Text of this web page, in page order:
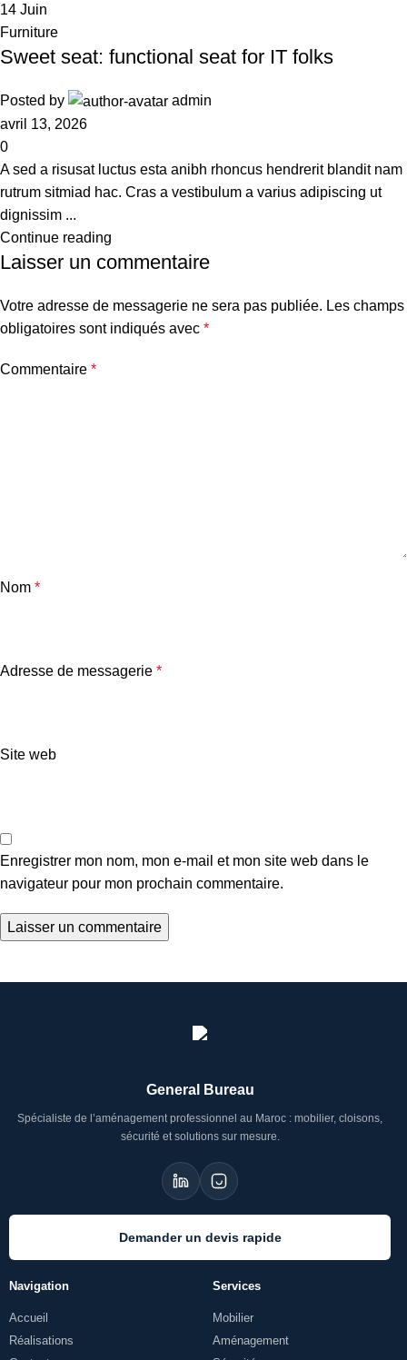
14 Juin
Furniture
Sweet seat: functional seat for IT folks
Posted by
admin
avril 13, 2026
0
A sed a risusat luctus esta anibh rhoncus hendrerit blandit nam
rutrum sitmiad hac. Cras a vestibulum a varius adipiscing ut
dignissim ...
Continue reading
Laisser un commentaire
Votre adresse de messagerie ne sera pas publiée. Les champs
obligatoires sont indiqués avec *
Commentaire *
Nom *
Adresse de messagerie *
Site web
Enregistrer mon nom, mon e-mail et mon site web dans le
navigateur pour mon prochain commentaire.
General Bureau
Spécialiste de l’aménagement professionnel au Maroc : mobilier, cloisons,
sécurité et solutions sur mesure.
Demander un devis rapide
Navigation
Accueil
Réalisations
Services
Mobilier
Aménagement